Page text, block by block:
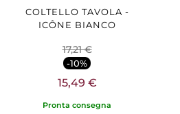
COLTELLO TAVOLA -
ICÔNE BIANCO
17,21 €
-10%
15,49 €
Pronta consegna